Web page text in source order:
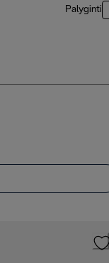
Palyginti